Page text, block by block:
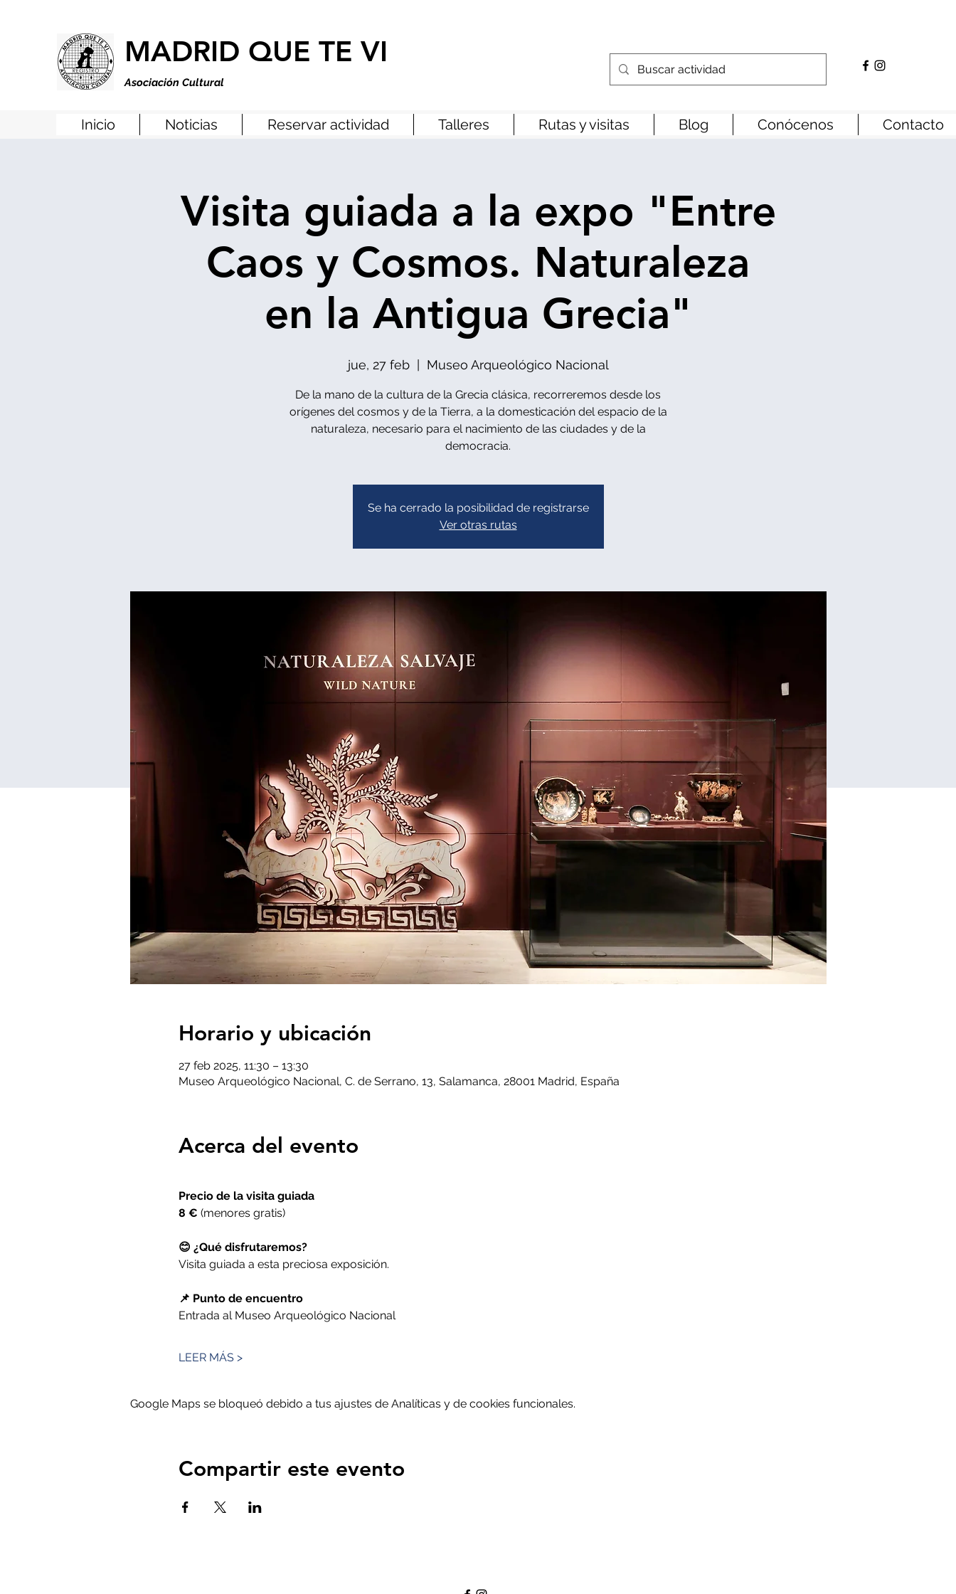
MADRID QUE TE VI
Asociación Cultural
Inicio Noticias Reservar actividad Talleres Rutas y visitas Blog Conócenos Contacto
Visita guiada a la expo "Entre
Caos y Cosmos. Naturaleza
en la Antigua Grecia"
jue, 27 feb
  |
Museo Arqueológico Nacional
De la mano de la cultura de la Grecia clásica, recorreremos desde los
orígenes del cosmos y de la Tierra, a la domesticación del espacio de la
naturaleza, necesario para el nacimiento de las ciudades y de la
democracia.
Se ha cerrado la posibilidad de registrarse
Ver otras rutas
Horario y ubicación
27 feb 2025, 11:30 – 13:30
Museo Arqueológico Nacional, C. de Serrano, 13, Salamanca, 28001 Madrid, España
Acerca del evento
Precio de la visita guiada
8 € (menores gratis)
😊 ¿Qué disfrutaremos?
Visita guiada a esta preciosa exposición.
📌 Punto de encuentro
Entrada al Museo Arqueológico Nacional
LEER MÁS >
Google Maps se bloqueó debido a tus ajustes de Analíticas y de cookies funcionales.
Compartir este evento